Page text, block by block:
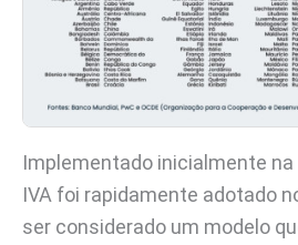
Implementado inicialmente na
IVA foi rapidamente adotado
ser considerado um modelo